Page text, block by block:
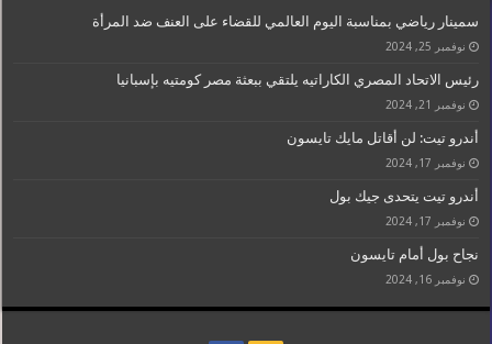
سمينار رياضي بمناسبة اليوم العالمي للقضاء على العنف ضد المرأة
نوفمبر 25, 2024
رئيس الاتحاد المصري الكاراتيه يلتقي ببعثة مصر كومتيه بإسبانيا
نوفمبر 21, 2024
أندرو تيت: لن أقاتل مايك تايسون
نوفمبر 17, 2024
أندرو تيت يتحدى جيك بول
نوفمبر 17, 2024
نجاح بول أمام تايسون
نوفمبر 16, 2024